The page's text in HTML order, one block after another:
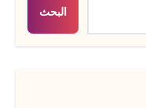
البحث